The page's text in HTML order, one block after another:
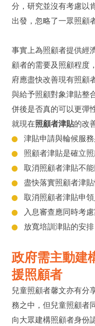
分，研究並沒有考慮以
出發，忽略了一眾照顧
事實上為照顧者提供經
顧者的需要及照顧程度
府應盡快改善現有照顧
與給予照顧對象津貼整
併後是否真的可以更彈
就現在照顧者津貼的改
津貼申請與輪候服務
照顧者津貼是確立
取消照顧者津貼不
盡快落實照顧者津貼
取消照顧者津貼申領
入息審查應同時考
放寬培訓津貼的安
政府需主動建
援照顧者
兒童照顧者馨文亦有分
務之中，但兒童照顧者
向大眾建構照顧者身份